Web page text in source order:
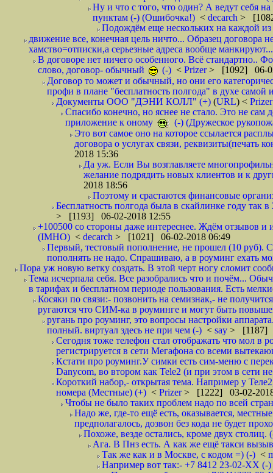
Ну и что с того, что один? А ведут себя
пунктам (-) (Ошибочка!) < decarch >
Подождём еще нескольких на каждой из
движение все, конечная цель ничто... Образец договора
хамство=отписки,а серьезные адреса вообще
В договоре нет ничего особенного. Всё стандартно..
слово, договор- обычный
(-) < Prizer> [1092] 06-
Договор то может и обычный, но они его
профи в плане "бесплатность полгода" в духе
Документы ООО "ДЭНИ КОЛЛ" (+) (URL) <
Спасибо конечно, но яснее не стало. Это не сам
приложение к оному
(-) (Дружеское
Это вот самое оно на которое ссылается
договора о услугах связи, реквизиты(печать
2018 15:36
Да уж. Если Вы возглавляете
желание подрядить новых клиентов и к
2018 18:56
Поэтому и срастаются финансовые
Бесплатность полгода была в скайлинке году
> [1193] 06-02-2018 12:55
+100500 со стороны даже интереснее. Ждём отзывов и
(IMHO) < decarch > [1021] 06-02-2018 06:49
Первый, тестовый пополнение, не прошел (10 руб).
пополнять не надо. Спрашиваю, а в роуминг ехать
Пора уж новую ветку создать. В этой черт ногу сломит
Тема исчерпала себя. Все разобрались что и почём...
в тарифах и бесплатном периоде пользования. Есть
Косяки по связи:- позвонить на семизнак,- не
ругаются что СИМ-ка в роуминге и могут быть
ругань про роуминг, это вопросы настройки
полный. виртуал здесь не при чем (-) < say > [1187]
Сегодня тоже телефон стал отображать что мол в
регистрируется в сети Мегафона со всеми
Кстати про роуминг.У симки есть сим-меню с
Danycom, во втором как Tele2 (и при этом в сети
Короткий набор,- открытая тема. Например у
номера (Местные) (+) < Prizer> [1222] 03-02-
Чтобы не было таких проблем надо по всей
Надо же, где-то ещё есть, оказывается,
предполагалось, дозвон без кода не будет
Похоже, везде остались, кроме двух
Ага. В Пнз есть. А как же ещё такси
Так же как и в Москве, с кодом =) (-) <
Например вот так:- +7 8412 23-02-ХХ (-